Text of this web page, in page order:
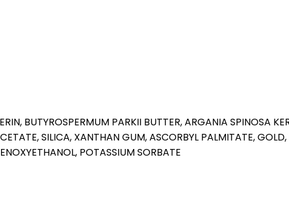
BUTYROSPERMUM PARKII BUTTER, ARGANIA SPINOSA
SILICA, XANTHAN GUM, ASCORBYL PALMITATE,
POTASSIUM SORBATE